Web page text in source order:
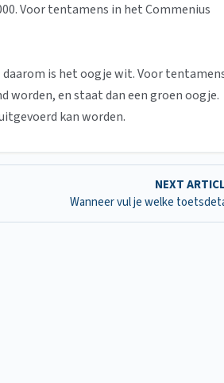
Voor tentamens in het Commenius
is het oogje wit. Voor
worden, en staat dan een groen oogje.
kan worden.
NEXT
Wanneer vul je welke